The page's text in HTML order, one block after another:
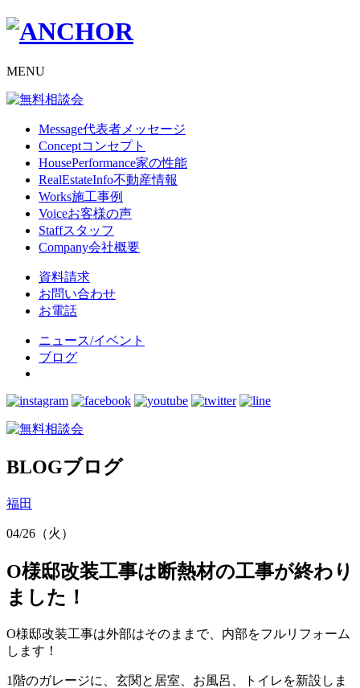
MENU
Message代表者メッセージ
Conceptコンセプト
HousePerformance家の性能
RealEstateInfo不動産情報
Works施工事例
Voiceお客様の声
Staffスタッフ
Company会社概要
資料請求
お問い合わせ
お電話
ニュース/イベント
ブログ
BLOGブログ
福田
04/26（火）
O様邸改装工事は断熱材の工事が終わり
ました！
O様邸改装工事は外部はそのままで、内部をフルリフォーム
します！
1階のガレージに、玄関と居室、お風呂、トイレを新設しま